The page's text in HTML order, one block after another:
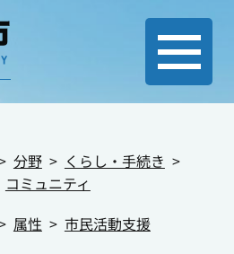
分野
くらし・手続き
コミュニティ
属性
市民活動支援